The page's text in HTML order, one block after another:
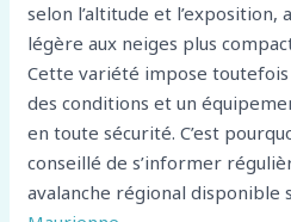
selon l’altitude et l’exposition,
légère aux neiges plus
Cette variété impose toutefois
des conditions et un
en toute sécurité. C’est
conseillé de s’informer
avalanche régional disponible